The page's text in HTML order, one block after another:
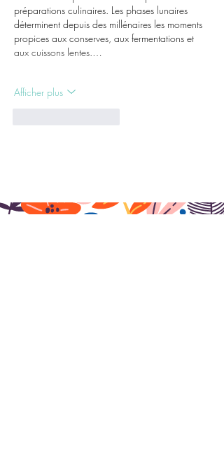
préparations culinaires. Les phases lunaires
déterminent depuis des millénaires les moments
propices aux conserves, aux fermentations et
aux cuissons lentes.…
Afficher plus